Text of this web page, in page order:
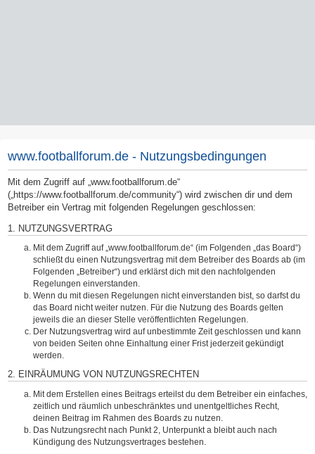
www.footballforum.de - Nutzungsbedingungen
Mit dem Zugriff auf „www.footballforum.de“
(„https://www.footballforum.de/community“) wird zwischen dir und dem
Betreiber ein Vertrag mit folgenden Regelungen geschlossen:
1. NUTZUNGSVERTRAG
Mit dem Zugriff auf „www.footballforum.de“ (im Folgenden „das Board“)
schließt du einen Nutzungsvertrag mit dem Betreiber des Boards ab (im
Folgenden „Betreiber“) und erklärst dich mit den nachfolgenden
Regelungen einverstanden.
Wenn du mit diesen Regelungen nicht einverstanden bist, so darfst du
das Board nicht weiter nutzen. Für die Nutzung des Boards gelten
jeweils die an dieser Stelle veröffentlichten Regelungen.
Der Nutzungsvertrag wird auf unbestimmte Zeit geschlossen und kann
von beiden Seiten ohne Einhaltung einer Frist jederzeit gekündigt
werden.
2. EINRÄUMUNG VON NUTZUNGSRECHTEN
Mit dem Erstellen eines Beitrags erteilst du dem Betreiber ein einfaches,
zeitlich und räumlich unbeschränktes und unentgeltliches Recht,
deinen Beitrag im Rahmen des Boards zu nutzen.
Das Nutzungsrecht nach Punkt 2, Unterpunkt a bleibt auch nach
Kündigung des Nutzungsvertrages bestehen.